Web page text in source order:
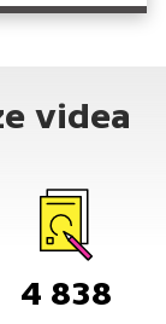
videa
4 838